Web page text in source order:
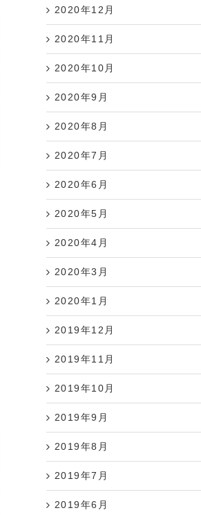
2020年12月
2020年11月
2020年10月
2020年9月
2020年8月
2020年7月
2020年6月
2020年5月
2020年4月
2020年3月
2020年1月
2019年12月
2019年11月
2019年10月
2019年9月
2019年8月
2019年7月
2019年6月